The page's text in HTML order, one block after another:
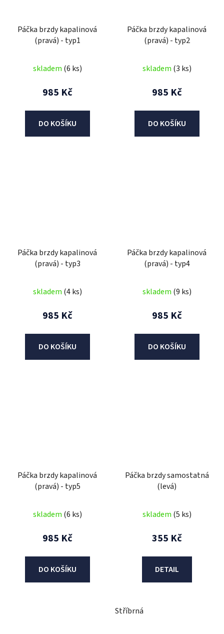
Páčka brzdy kapalinová
(pravá) - typ1
skladem (6 ks)
985 Kč
DO KOŠÍKU
Páčka brzdy kapalinová
(pravá) - typ2
skladem (3 ks)
985 Kč
DO KOŠÍKU
Páčka brzdy kapalinová
(pravá) - typ3
skladem (4 ks)
985 Kč
DO KOŠÍKU
Páčka brzdy kapalinová
(pravá) - typ4
skladem (9 ks)
985 Kč
DO KOŠÍKU
Páčka brzdy kapalinová
(pravá) - typ5
skladem (6 ks)
985 Kč
DO KOŠÍKU
Páčka brzdy samostatná
(levá)
skladem (5 ks)
355 Kč
DETAIL
Stříbrná